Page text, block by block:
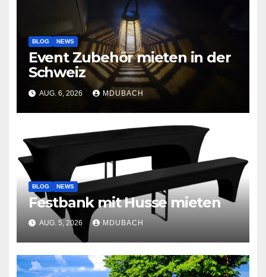
BLOG NEWS
Event Zubehör mieten in der
Schweiz
AUG. 6, 2026 MDUBACH
BLOG NEWS
Festbank mit Husse mieten
AUG. 5, 2026 MDUBACH